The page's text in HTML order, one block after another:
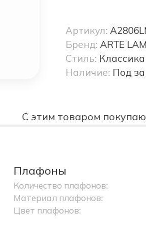
Артикул:
Бренд: ARTE
Стиль: Классика
Наличие: Под
С этим товаром
Плафоны
Количество плафонов:
Материал плафонов:
Цвет плафонов: